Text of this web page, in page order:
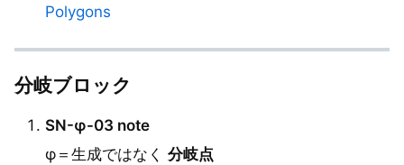
Polygons
分岐ブロック
SN-φ-03 note
φ＝生成ではなく 分岐点